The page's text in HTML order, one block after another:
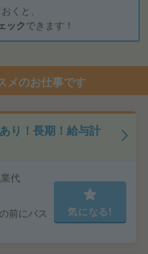
くと、
ックできます！
メのお仕事です
り！長期！給与計
代
前にバス
気になる!